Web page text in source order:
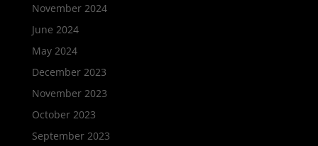
November 2024
June 2024
May 2024
December 2023
November 2023
October 2023
September 2023